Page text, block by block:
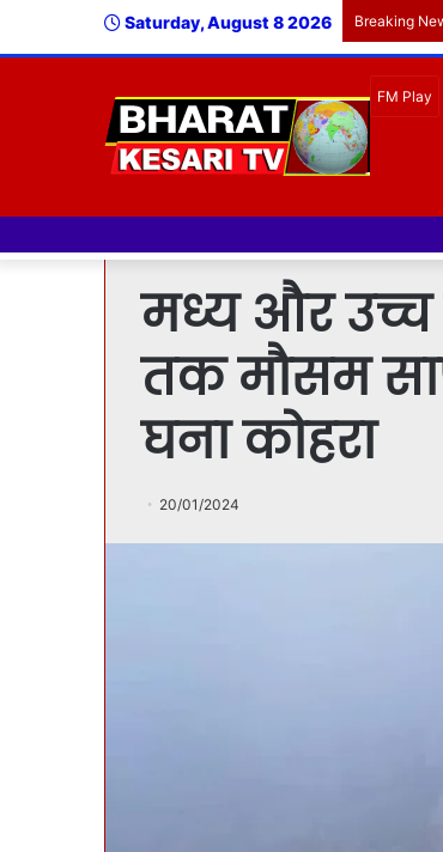
Saturday, August 8 2026 Breaking
मध्य और उच्च
तक मौसम
घना कोहरा
20/01/2024